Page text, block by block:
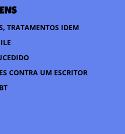
a
r
t
i
l
h
TRATAMENTOS IDEM
CONTRA UM ESCRITOR